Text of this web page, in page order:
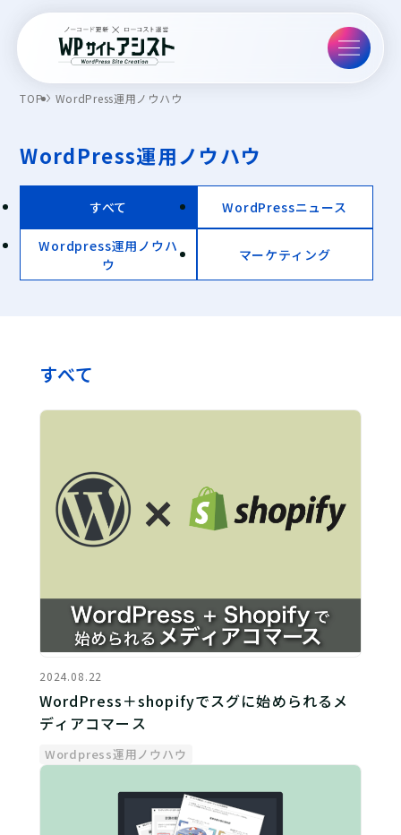
TOP WordPress運用ノウハウ
WordPress運用ノウハウ
すべて WordPressニュース
Wordpress運用ノウハ
ウ
マーケティング
すべて
2024.08.22
WordPress＋shopifyでスグに始められるメ
ディアコマース
Wordpress運用ノウハウ